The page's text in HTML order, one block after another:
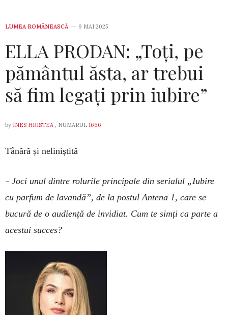
LUMEA ROMÂNEASCĂ 9 MAI 2025
ELLA PRODAN: „Toți, pe
pământul ăsta, ar trebui
să fim legați prin iubire”
by INES HRISTEA , NUMĂRUL 1666
Tânără și neliniștită
– Joci unul dintre rolurile principale din serialul „Iubire
cu parfum de lavandă”, de la postul Antena 1, care se
bucură de o audiență de invidiat. Cum te simți ca parte a
acestui succes?